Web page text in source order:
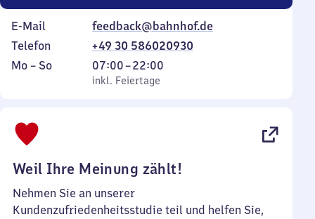
E-Mail
feedback@bahnhof.de
Telefon
+49 30 586020930
Montag
Mo – So,
inkl. Feiertage
07:00–22:00
Von
7
inkl. Feiertage
Weil Ihre Meinung zählt!
Nehmen Sie an unserer
Kundenzufriedenheitsstudie teil und helfen Sie,